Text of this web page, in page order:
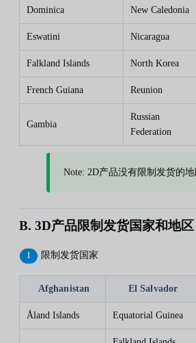
Dominica New Caledonia
Eswatini Nicaragua
Falkland Islands North Korea
French Guiana Reunion
Gambia
Russian
Federation
Note: 2D产品没有限制发货的地
B. 3D产品限制发货国家和地区
限制发货国家
Afghanistan El Salvador
Åland Islands Equatorial Guinea